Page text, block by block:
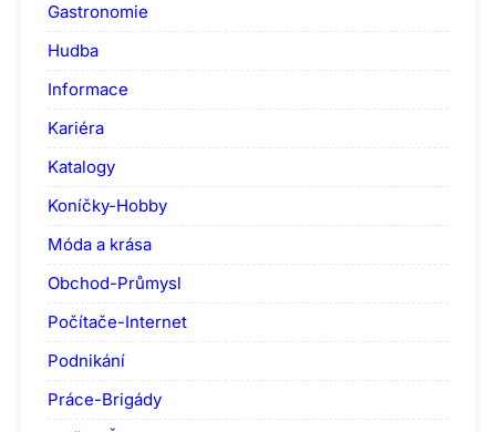
Gastronomie
Hudba
Informace
Kariéra
Katalogy
Koníčky-Hobby
Móda a krása
Obchod-Průmysl
Počítače-Internet
Podnikání
Práce-Brigády